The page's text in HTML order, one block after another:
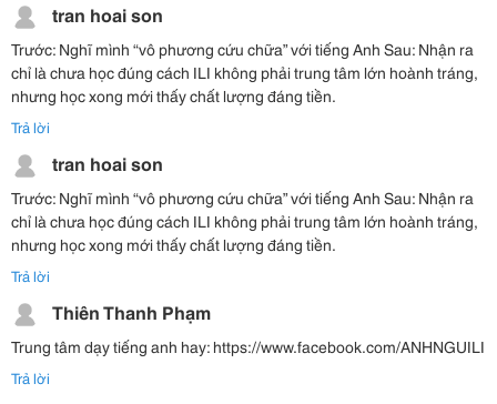
tran hoai son
Trước: Nghĩ mình “vô phương cứu chữa” với tiếng Anh Sau: Nhận ra
chỉ là chưa học đúng cách ILI không phải trung tâm lớn hoành tráng,
nhưng học xong mới thấy chất lượng đáng tiền.
Trả lời
tran hoai son
Trước: Nghĩ mình “vô phương cứu chữa” với tiếng Anh Sau: Nhận ra
chỉ là chưa học đúng cách ILI không phải trung tâm lớn hoành tráng,
nhưng học xong mới thấy chất lượng đáng tiền.
Trả lời
Thiên Thanh Phạm
Trung tâm dạy tiếng anh hay: https://www.facebook.com/ANHNGUILI
Trả lời